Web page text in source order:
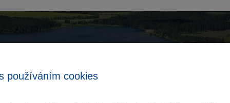
používáním cookies